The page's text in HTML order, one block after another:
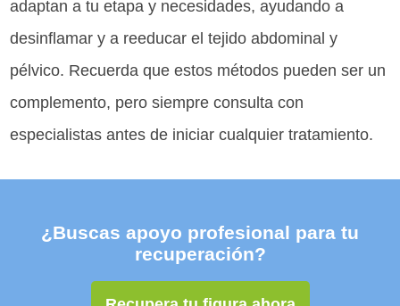
adaptan a tu etapa y necesidades, ayudando a
desinflamar y a reeducar el tejido abdominal y
pélvico. Recuerda que estos métodos pueden ser un
complemento, pero siempre consulta con
especialistas antes de iniciar cualquier tratamiento.
¿Buscas apoyo profesional para tu
recuperación?